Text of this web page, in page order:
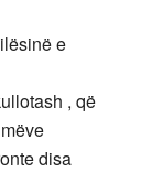
e
, që
disa